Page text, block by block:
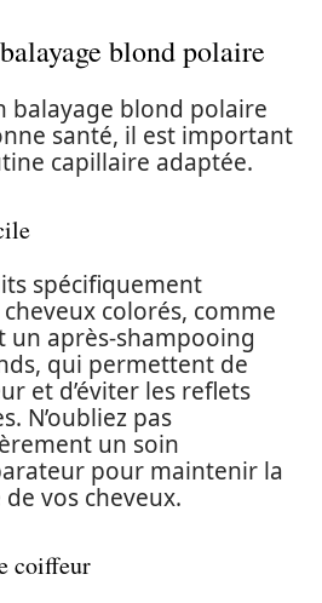
blond polaire
balayage blond polaire
santé, il est important
capillaire adaptée.
spécifiquement
colorés, comme
un après-shampooing
qui permettent de
et d’éviter les reflets
N’oubliez pas
un soin
pour maintenir la
vos cheveux.
coiffeur